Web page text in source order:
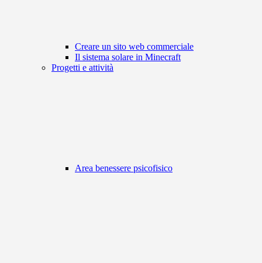
Creare un sito web commerciale
Il sistema solare in Minecraft
Progetti e attività
Area benessere psicofisico